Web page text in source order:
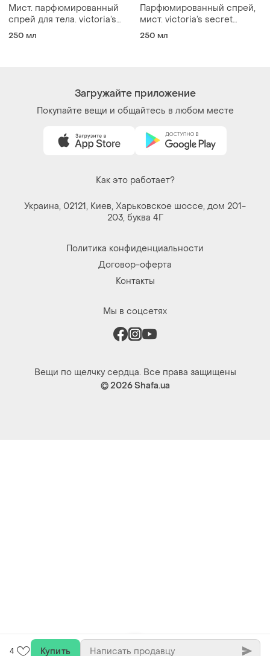
4 Купить
Загружайте приложение
Покупайте вещи и общайтесь в любом месте
Как это работает?
Украина, 02121, Киев, Харьковское шоссе, дом 201-
203, буква 4Г
Политика конфиденциальности
Контакты
© 2026Shafa.ua